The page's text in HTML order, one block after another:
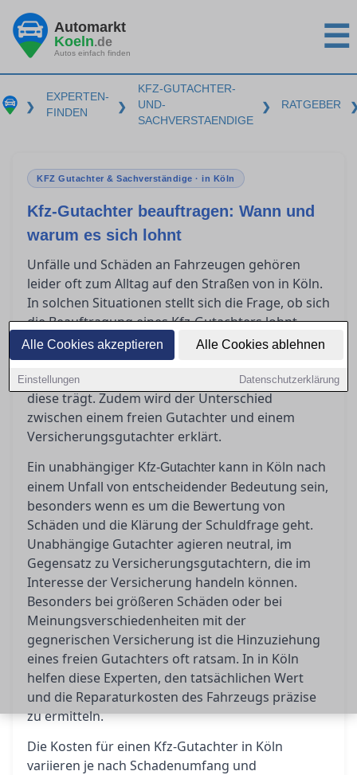
Alle Cookies akzeptieren Alle Cookies ablehnen
Einstellungen Datenschutzerklärung
Automarkt
Koeln.de
Autos einfach finden ☰
❯
EXPERTEN-
FINDEN
❯
KFZ-GUTACHTER-
UND-
SACHVERSTAENDIGE
❯ RATGEBER
KFZ Gutachter & Sachverständige · in Köln
Kfz-Gutachter beauftragen: Wann und
warum es sich lohnt
Unfälle und Schäden an Fahrzeugen gehören
leider oft zum Alltag auf den Straßen von in Köln.
In solchen Situationen stellt sich die Frage, ob sich
die Beauftragung eines Kfz-Gutachters lohnt.
Dieser Ratgeber bietet Orientierung und
erläutert, wann ein unabhängiger Gutachter
unverzichtbar ist, welche Kosten anfallen und wer
diese trägt. Zudem wird der Unterschied
zwischen einem freien Gutachter und einem
Versicherungsgutachter erklärt.
Ein unabhängiger Kfz-Gutachter kann in Köln nach
einem Unfall von entscheidender Bedeutung sein,
besonders wenn es um die Bewertung von
Schäden und die Klärung der Schuldfrage geht.
Unabhängige Gutachter agieren neutral, im
Gegensatz zu Versicherungsgutachtern, die im
Interesse der Versicherung handeln können.
Besonders bei größeren Schäden oder bei
Meinungsverschiedenheiten mit der
gegnerischen Versicherung ist die Hinzuziehung
eines freien Gutachters oft ratsam. In in Köln
helfen diese Experten, den tatsächlichen Wert
und die Reparaturkosten des Fahrzeugs präzise
zu ermitteln.
Die Kosten für einen Kfz-Gutachter in Köln
variieren je nach Schadenumfang und